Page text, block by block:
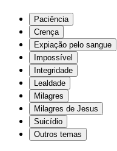
Paciência
Crença
Expiação pelo sangue
Impossível
Integridade
Lealdade
Milagres
Milagres de Jesus
Suicídio
Outros temas